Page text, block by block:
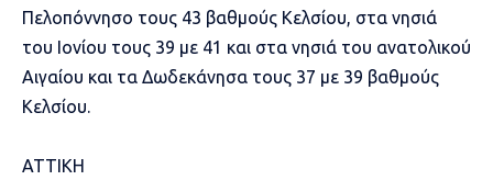
Πελοπόννησο τους 43 βαθμούς Κελσίου, στα νησιά
του Ιονίου τους 39 με 41 και στα νησιά του ανατολικού
Αιγαίου και τα Δωδεκάνησα τους 37 με 39 βαθμούς
Κελσίου.
ΑΤΤΙΚΗ